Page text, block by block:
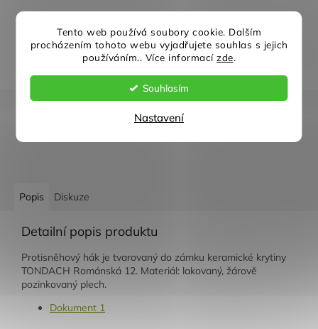
Tento web používá soubory cookie. Dalším
procházením tohoto webu vyjadřujete souhlas s jejich
používáním.. Více informací zde.
Souhlasím
Nastavení
ZEPTAT SE SDÍLET
Popis Diskuze
Detailní popis produktu
Protisněhový hák je tvarovaný do zámku keramické krytiny
TONDACH Románská 12. Materiál: lakovaný, žárově
pozinkovaný plech.
Dokument 1